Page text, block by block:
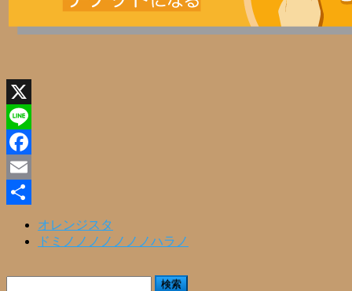
X
Line
Facebook
Email
オレンジスタ
ドミノノノノノノノハラノ